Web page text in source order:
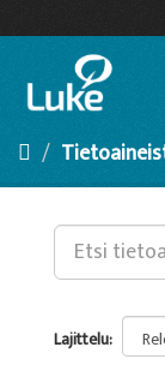
sisältöön
Lajittelu